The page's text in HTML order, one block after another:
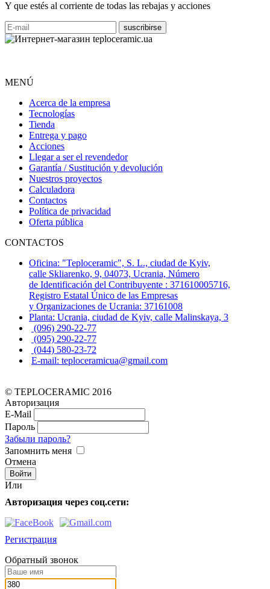
Y que estés al corriente de todas las rebajas y acciones
MENÚ
Acerca de la empresa
Tecnologías
Tienda
Entrega y pago
Acciones
Llegar a ser el revendedor
Garantía / Sustitución y devolución
Nuestros proyectos
Calculadora
Contactos
Política de privacidad
Oferta pública
CONTACTOS
Oficina: "Teploceramic", S. L., ciudad de Kyiv,
calle Skliarenko, 9, 04073, Ucrania, Número
de Identificación del Contribuyente : 371610005716,
Registro Estatal Único de las Empresas
y Organizaciones de Ucrania: 37161008
Planta: Ucrania, ciudad de Kyiv, calle Malinskaya, 3
(096) 290-22-77
(095) 290-22-77
(044) 580-23-72
E-mail: teploceramicua@gmail.com
© TEPLOCERAMIC 2016
Авторизация
E-Mail
Пароль
Забыли пароль?
Запомнить меня
Отмена
Или
Авторизация через соц.сети:
Регистрация
Обратный звонок